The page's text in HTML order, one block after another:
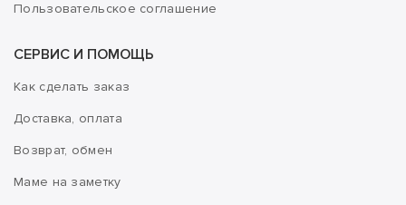
Пользовательское соглашение
СЕРВИС И ПОМОЩЬ
Как сделать заказ
Доставка, оплата
Возврат, обмен
Маме на заметку